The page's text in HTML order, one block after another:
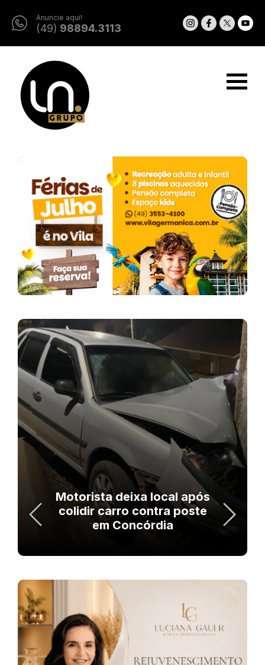
Anuncie aqui!
(49) 98894.3113
Motorista deixa local após
colidir carro contra poste
em Concórdia